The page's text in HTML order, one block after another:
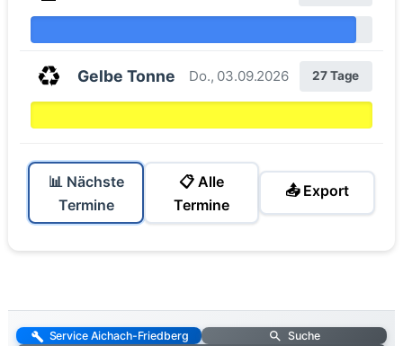
♻️ Gelbe Tonne Do., 03.09.2026 27 Tage
📊 Nächste
Termine
📋 Alle
Termine
📤 Export
Service Aichach-Friedberg Suche